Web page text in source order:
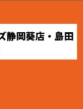
静岡葵店・島田